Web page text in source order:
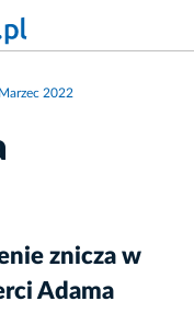
Marzec 2022
znicza w
Adama